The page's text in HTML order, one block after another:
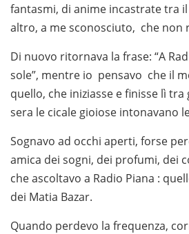
fantasmi, di anime incastrate tra
altro, a me sconosciuto, che non
Di nuovo ritornava la frase: “A
sole”, mentre io pensavo che il
quello, che iniziasse e finisse lì tra
sera le cicale gioiose intonavano
Sognavo ad occhi aperti, forse
amica dei sogni, dei profumi, dei
che ascoltavo a Radio Piana :
dei Matia Bazar.
Quando perdevo la frequenza,